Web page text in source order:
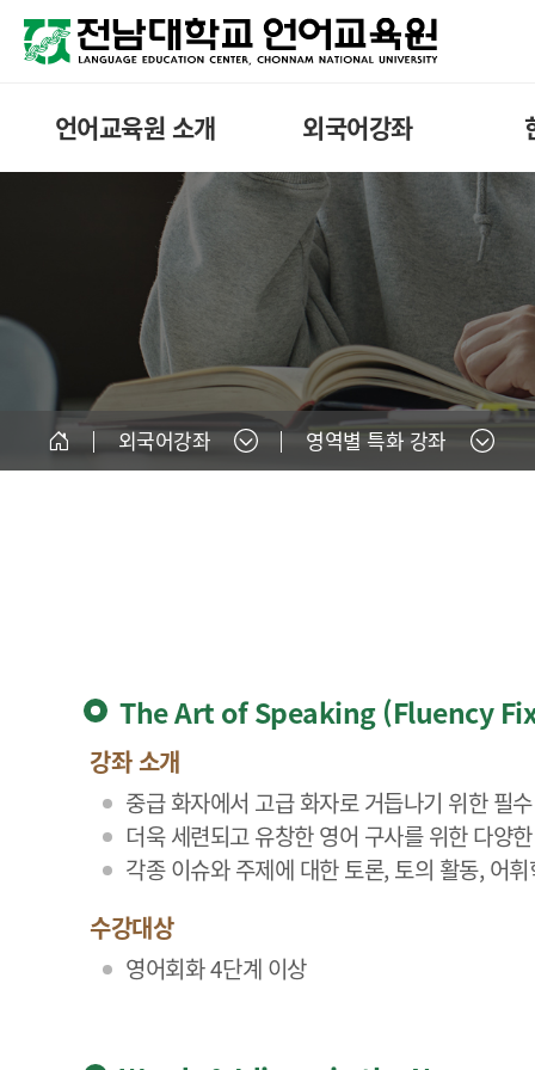
언어교육원 소개 외국어강좌
외국어강좌 영역별 특화 강좌
The Art of Speaking (Fluency
강좌 소개
중급 화자에서 고급 화자로 거듭나기 위한 필
더욱 세련되고 유창한 영어 구사를 위한 다양
각종 이슈와 주제에 대한 토론, 토의 활동, 어
수강대상
영어회화 4단계 이상